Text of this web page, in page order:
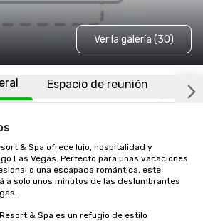
Ver la galería (30)
Espacio de reunión
& Spa ofrece lujo, hospitalidad y
Las Vegas. Perfecto para unas vacaciones
o una escapada romántica, este
a solo unos minutos de las deslumbrantes
& Spa es un refugio de estilo